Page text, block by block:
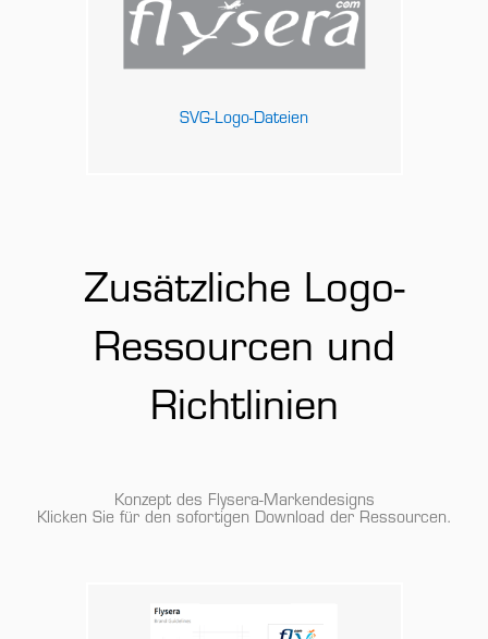
SVG-Logo-Dateien
Zusätzliche Logo-
Ressourcen und
Richtlinien
Konzept des Flysera-Markendesigns
Klicken Sie für den sofortigen Download der Ressourcen.